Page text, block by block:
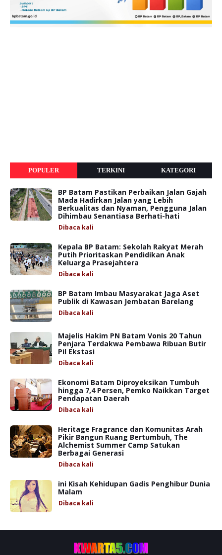
POPULER TERKINI KATEGORI
BP Batam Pastikan Perbaikan Jalan Gajah
Mada Hadirkan Jalan yang Lebih
Berkualitas dan Nyaman, Pengguna Jalan
Dihimbau Senantiasa Berhati-hati
Dibaca kali
Kepala BP Batam: Sekolah Rakyat Merah
Putih Prioritaskan Pendidikan Anak
Keluarga Prasejahtera
Dibaca kali
BP Batam Imbau Masyarakat Jaga Aset
Publik di Kawasan Jembatan Barelang
Dibaca kali
Majelis Hakim PN Batam Vonis 20 Tahun
Penjara Terdakwa Pembawa Ribuan Butir
Pil Ekstasi
Dibaca kali
Ekonomi Batam Diproyeksikan Tumbuh
hingga 7,4 Persen, Pemko Naikkan Target
Pendapatan Daerah
Dibaca kali
Heritage Fragrance dan Komunitas Arah
Pikir Bangun Ruang Bertumbuh, The
Alchemist Summer Camp Satukan
Berbagai Generasi
Dibaca kali
ini Kisah Kehidupan Gadis Penghibur Dunia
Malam
Dibaca kali